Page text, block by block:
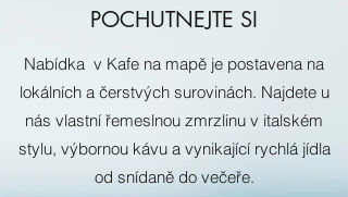
POCHUTNEJTE SI
Nabídka v Kafe na mapě je postavena na
lokálních a čerstvých surovinách. Najdete u
nás vlastní řemeslnou zmrzlinu v italském
stylu, výbornou kávu a vynikající rychlá jídla
od snídaně do večeře.